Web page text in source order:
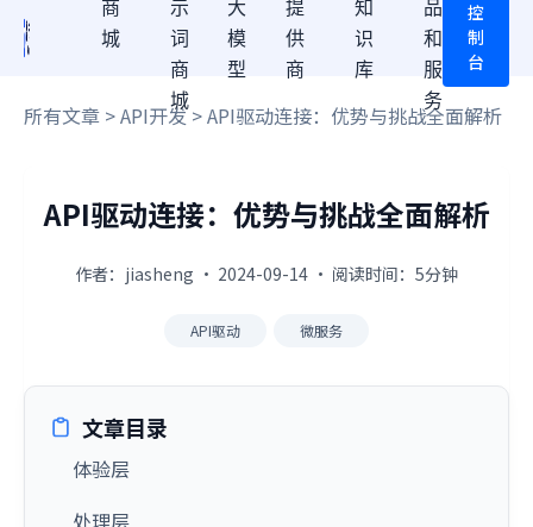
商
城
示
词
商
城
大
模
型
提
供
商
知
识
库
品
和
服
务
控
制
台
所有文章 >API开发> API驱动连接：优势与挑战全面解析
API驱动连接：优势与挑战全面解析
作者：jiasheng · 2024-09-14 · 阅读时间：5分钟
API驱动 微服务
文章目录
体验层
处理层